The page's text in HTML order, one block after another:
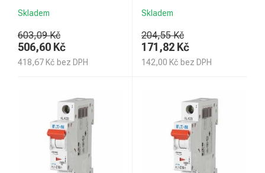
Skladem
603,09 Kč
506,60 Kč
418,67 Kč bez DPH
Skladem
204,55 Kč
171,82 Kč
142,00 Kč bez DPH